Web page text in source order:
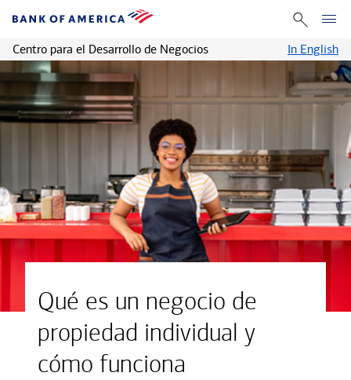
Centro para el Desarrollo de Negocios In English
Qué es un negocio de
propiedad individual y
cómo funciona